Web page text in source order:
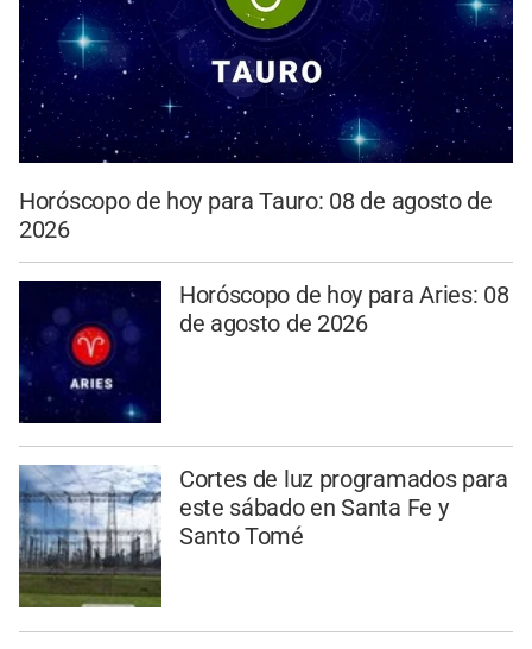
Horóscopo de hoy para Tauro: 08 de agosto de
2026
Horóscopo de hoy para Aries: 08
de agosto de 2026
Cortes de luz programados para
este sábado en Santa Fe y
Santo Tomé